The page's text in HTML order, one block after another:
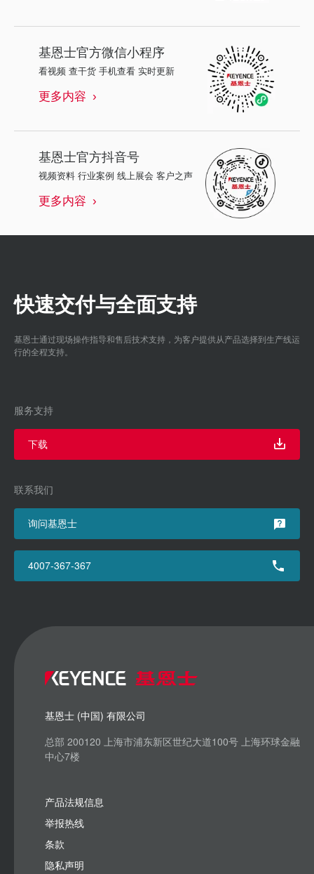
基恩士官方微信小程序
看视频 查干货 手机查看 实时更新
更多内容
基恩士官方抖音号
视频资料 行业案例 线上展会 客户之声
更多内容
快速交付与全面支持
基恩士通过现场操作指导和售后技术支持，为客户提供从产品选择到生产线运
行的全程支持。
服务支持
下载
联系我们
询问基恩士
4007-367-367
基恩士 (中国) 有限公司
总部 200120 上海市浦东新区世纪大道100号 上海环球金融
中心7楼
产品法规信息
举报热线
条款
隐私声明